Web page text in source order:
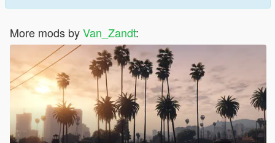
More mods byVan_Zandt: